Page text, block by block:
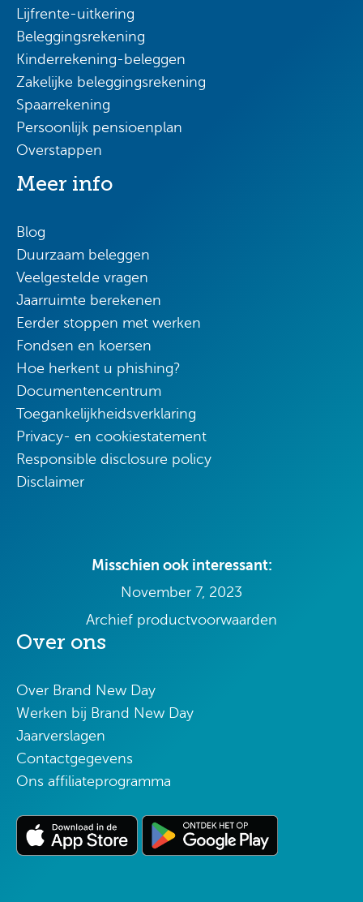
Lijfrente-uitkering
Beleggingsrekening
Kinderrekening-beleggen
Zakelijke beleggingsrekening
Spaarrekening
Persoonlijk pensioenplan
Overstappen
Meer info
Blog
Duurzaam beleggen
Veelgestelde vragen
Jaarruimte berekenen
Eerder stoppen met werken
Fondsen en koersen
Hoe herkent u phishing?
Documentencentrum
Toegankelijkheidsverklaring
Privacy- en cookiestatement
Responsible disclosure policy
Disclaimer
Misschien ook interessant:
November 7, 2023
Archief productvoorwaarden
Over ons
Over Brand New Day
Werken bij Brand New Day
Jaarverslagen
Contactgegevens
Ons affiliateprogramma